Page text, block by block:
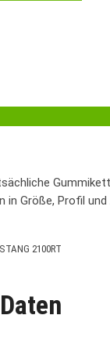
in Größe, Profil
2100RT